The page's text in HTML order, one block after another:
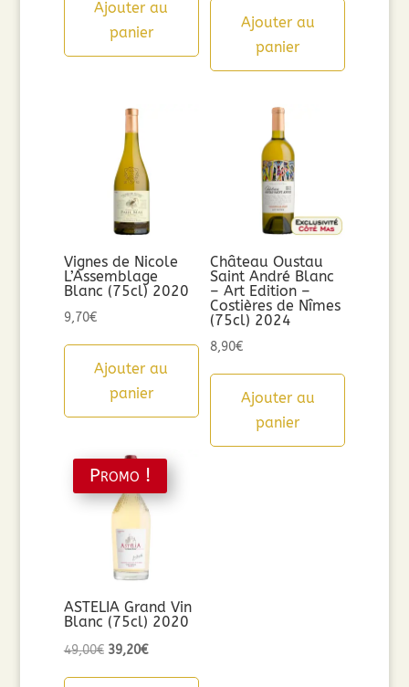
Ajouter au
panier
Ajouter au
panier
Vignes de Nicole
L’Assemblage
Blanc (75cl) 2020
9,70€
Ajouter au
panier
Château Oustau
Saint André Blanc
– Art Edition –
Costières de Nîmes
(75cl) 2024
8,90€
Ajouter au
panier
Promo !
ASTELIA Grand Vin
Blanc (75cl) 2020
49,00€ Le
39,20€Le